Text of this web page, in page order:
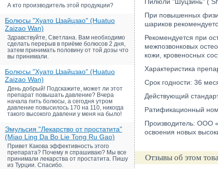
А кто производитель этой продукции?
Болюсы "Хуато Цзайцзао" (Huatuo
Zaizao Wan)
Здравствуйте, Светлана. Вам необходимо
сделать перерыв в приёме болюсов 2 дня,
затем принимать половину от той дозы что
вы принимали.
Болюсы "Хуато Цзайцзао" (Huatuo
Zaizao Wan)
День добрый! Подскажите, может ли этот
препарат повышать давление? Вчера
начала пить болюсы, а сегодня утром
давление повысилось 170 на 110, никогда
такого высокого давлени у меня на было!
Эмульсия "Лекарство от простатита"
(Miao Ling Da Bo Lie Tong Ru Gao)
Привет Какова эффективность этого
препарата? Почему я спрашиваю? Мы все
принимали лекарства от простатита. Пишу
из Турции. Спасибо.
При повышенных
шариков
Рекомендуется при
межпозвонковых
кожи, кровеносных
Характеристика
Срок годности: 36
Действующий
Ратификационный
Производитель: ООО
освоения новых
Отзывы об этом